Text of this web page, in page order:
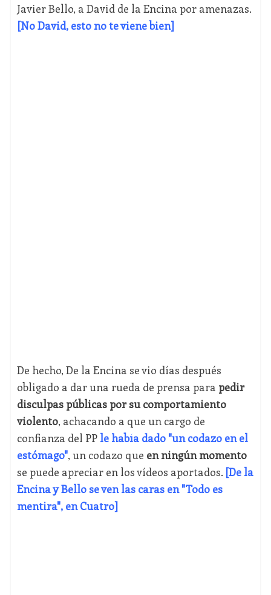
Javier Bello, a David de la Encina por amenazas.
[No David, esto no te viene bien]
De hecho, De la Encina se vio días después
obligado a dar una rueda de prensa para pedir
disculpas públicas por su comportamiento
violento, achacando a que un cargo de
confianza del PP le había dado "un codazo en el
estómago", un codazo que en ningún momento
se puede apreciar en los vídeos aportados. [De la
Encina y Bello se ven las caras en "Todo es
mentira", en Cuatro]